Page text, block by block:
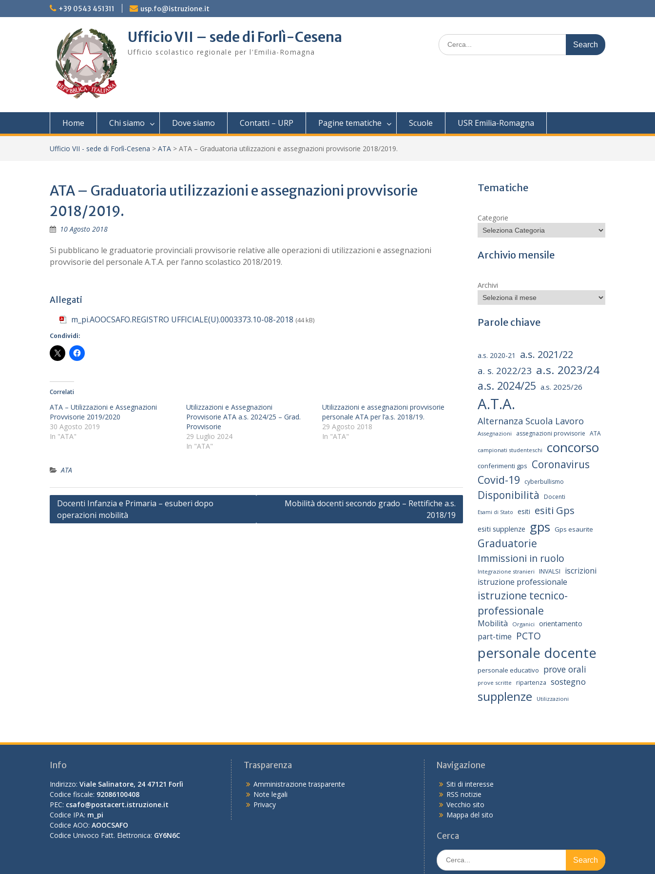
to
+39 0543 451311 usp.fo@istruzione.it
Ufficio VII – sede di Forlì-Cesena
Ufficio scolastico regionale per l'Emilia-Romagna
Search
for:
Home Chi siamo Dove siamo Contatti – URP Pagine tematiche Scuole USR Emilia-Romagna
Ufficio VII - sede di Forlì-Cesena > ATA > ATA – Graduatoria utilizzazioni e assegnazioni provvisorie 2018/2019.
ATA – Graduatoria utilizzazioni e assegnazioni provvisorie
2018/2019.
10 Agosto 2018
Si pubblicano le graduatorie provinciali provvisorie relative alle operazioni di utilizzazioni e assegnazioni
provvisorie del personale A.T.A. per l’anno scolastico 2018/2019.
Allegati
m_pi.AOOCSAFO.REGISTRO UFFICIALE(U).0003373.10-08-2018 (44 kB)
Condividi:
Correlati
ATA – Utilizzazioni e Assegnazioni
Provvisorie 2019/2020
30 Agosto 2019
In "ATA"
Utilizzazioni e Assegnazioni
Provvisorie ATA a.s. 2024/25 – Grad.
Provvisorie
29 Luglio 2024
In "ATA"
Utilizzazioni e assegnazioni provvisorie
personale ATA per l’a.s. 2018/19.
29 Agosto 2018
In "ATA"
ATA
Navigazione
articoli
Docenti Infanzia e Primaria – esuberi dopo
operazioni mobilità
Mobilità docenti secondo grado – Rettifiche a.s.
2018/19
Tematiche
Categorie
Archivio mensile
Archivi
Parole chiave
a.s. 2020-21 a.s. 2021/22
a. s. 2022/23 a.s. 2023/24
a.s. 2024/25 a.s. 2025/26
A.T.A.
Alternanza Scuola Lavoro
Assegnazioni assegnazioni provvisorie ATA
campionati studenteschi concorso
conferimenti gps Coronavirus
Covid-19 cyberbullismo
Disponibilità Docenti
Esami di Stato esiti esiti Gps
esiti supplenze gps Gps esaurite
Graduatorie
Immissioni in ruolo
Integrazione stranieri INVALSI
iscrizioni
istruzione professionale
istruzione tecnico-
professionale
Mobilità Organici orientamento
part-time PCTO
personale docente
personale educativo prove orali
prove scritte ripartenza sostegno
supplenze Utilizzazioni
Info
Indirizzo: Viale Salinatore, 24 47121 Forlì
Codice fiscale: 92086100408
PEC: csafo@postacert.istruzione.it
Codice IPA: m_pi
Codice AOO: AOOCSAFO
Codice Univoco Fatt. Elettronica: GY6N6C
Trasparenza
Amministrazione trasparente
Note legali
Privacy
Navigazione
Siti di interesse
RSS notizie
Vecchio sito
Mappa del sito
Cerca
Search
for: